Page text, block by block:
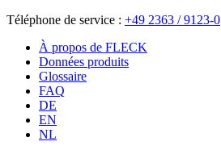
Téléphone de service : +49 2363 / 9123-0
À propos de FLECK
Données produits
Glossaire
FAQ
DE
EN
NL